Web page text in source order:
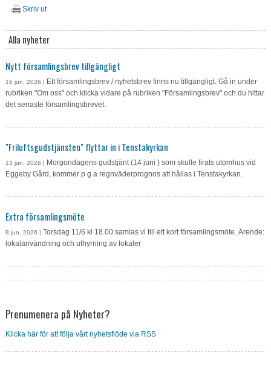
Skriv ut
Alla nyheter
Nytt församlingsbrev tillgängligt
16 jun, 2026 | Ett församlingsbrev / nyhetsbrev finns nu tillgängligt. Gå in under
rubriken "Om oss" och klicka vidare på rubriken "Församlingsbrev" och du hittar
det senaste församlingsbrevet.
"Friluftsgudstjänsten" flyttar in i Tenstakyrkan
13 jun, 2026 | Morgondagens gudstjänt (14 juni ) som skulle firats utomhus vid
Eggeby Gård, kommer p g a regnväderprognos att hållas i Tenstakyrkan.
Extra församlingsmöte
8 jun, 2026 | Torsdag 11/6 kl 18.00 samlas vi till ett kort församlingsmöte. Ärende:
lokalanvändning och uthyrning av lokaler
Prenumenera på Nyheter?
Klicka här för att följa vårt nyhetsflöde via RSS